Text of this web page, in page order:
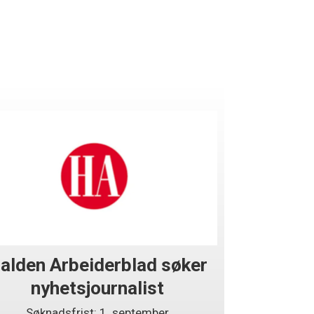
Arbeiderblad søker
nyhetsjournalist